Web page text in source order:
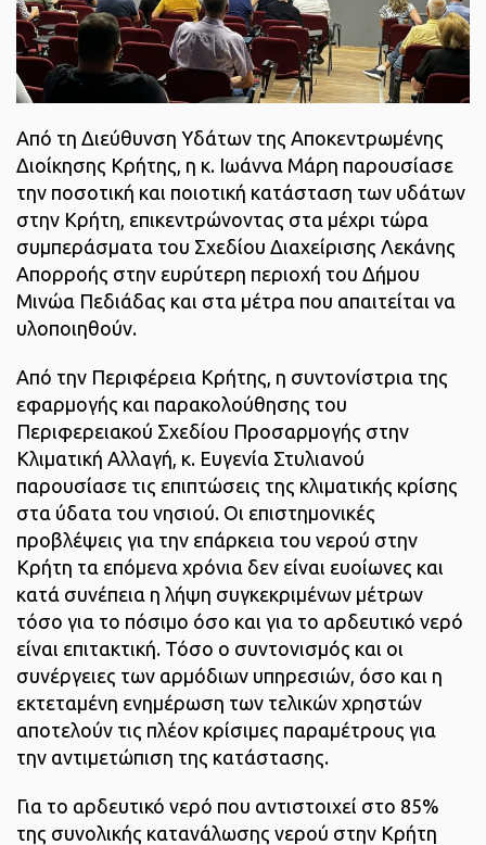
Από τη Διεύθυνση Υδάτων της Αποκεντρωμένης
Διοίκησης Κρήτης, η κ. Ιωάννα Μάρη παρουσίασε
την ποσοτική και ποιοτική κατάσταση των υδάτων
στην Κρήτη, επικεντρώνοντας στα μέχρι τώρα
συμπεράσματα του Σχεδίου Διαχείρισης Λεκάνης
Απορροής στην ευρύτερη περιοχή του Δήμου
Μινώα Πεδιάδας και στα μέτρα που απαιτείται να
υλοποιηθούν.
Από την Περιφέρεια Κρήτης, η συντονίστρια της
εφαρμογής και παρακολούθησης του
Περιφερειακού Σχεδίου Προσαρμογής στην
Κλιματική Αλλαγή, κ. Ευγενία Στυλιανού
παρουσίασε τις επιπτώσεις της κλιματικής κρίσης
στα ύδατα του νησιού. Οι επιστημονικές
προβλέψεις για την επάρκεια του νερού στην
Κρήτη τα επόμενα χρόνια δεν είναι ευοίωνες και
κατά συνέπεια η λήψη συγκεκριμένων μέτρων
τόσο για το πόσιμο όσο και για το αρδευτικό νερό
είναι επιτακτική. Τόσο ο συντονισμός και οι
συνέργειες των αρμόδιων υπηρεσιών, όσο και η
εκτεταμένη ενημέρωση των τελικών χρηστών
αποτελούν τις πλέον κρίσιμες παραμέτρους για
την αντιμετώπιση της κατάστασης.
Για το αρδευτικό νερό που αντιστοιχεί στο 85%
της συνολικής κατανάλωσης νερού στην Κρήτη